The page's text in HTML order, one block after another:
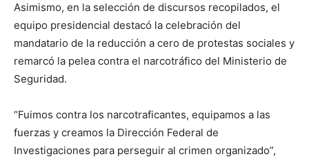
Asimismo, en la selección de discursos recopilados, el
equipo presidencial destacó la celebración del
mandatario de la reducción a cero de protestas sociales y
remarcó la pelea contra el narcotráfico del Ministerio de
Seguridad.
“Fuimos contra los narcotraficantes, equipamos a las
fuerzas y creamos la Dirección Federal de
Investigaciones para perseguir al crimen organizado”,